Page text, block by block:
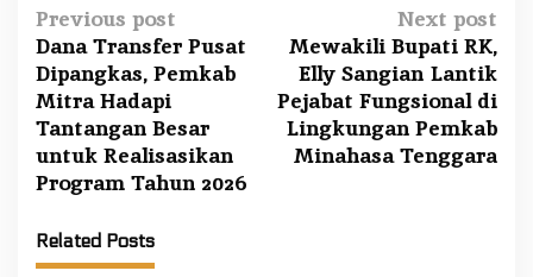
P
o
s
t
n
a
i
Previous post
Dana Transfer Pusat
Dipangkas, Pemkab
Mitra Hadapi
Tantangan Besar
untuk Realisasikan
Program Tahun 2026
Next post
Mewakili Bupati RK,
Elly Sangian Lantik
Pejabat Fungsional di
Lingkungan Pemkab
Minahasa Tenggara
Related Posts